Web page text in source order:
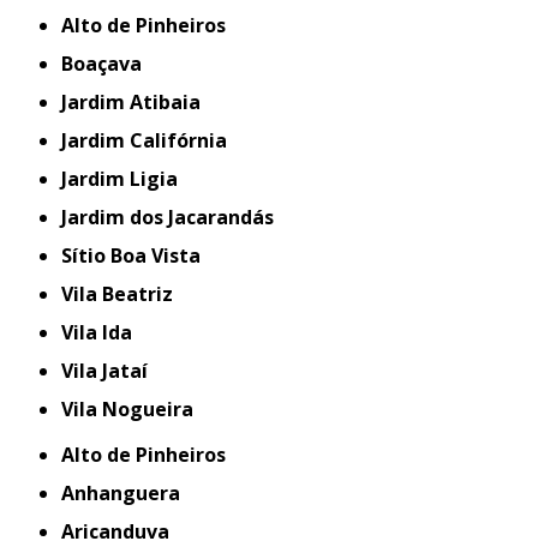
Alto de Pinheiros
Boaçava
Jardim Atibaia
Jardim Califórnia
Jardim Ligia
Jardim dos Jacarandás
Sítio Boa Vista
Vila Beatriz
Vila Ida
Vila Jataí
Vila Nogueira
Alto de Pinheiros
Anhanguera
Aricanduva